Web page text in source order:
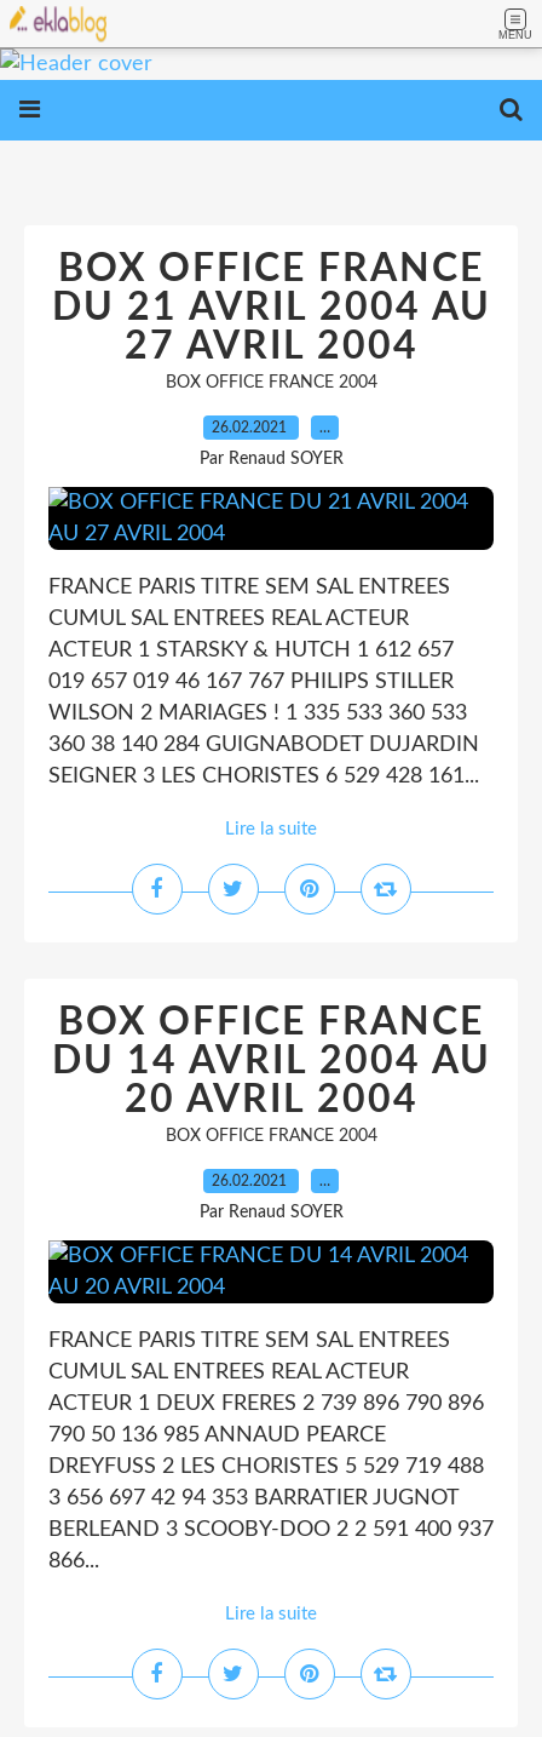
MENU
BOX OFFICE FRANCE
DU 21 AVRIL 2004 AU
27 AVRIL 2004
BOX OFFICE FRANCE 2004
26.02.2021 …
Par Renaud SOYER
FRANCE PARIS TITRE SEM SAL ENTREES
CUMUL SAL ENTREES REAL ACTEUR
ACTEUR 1 STARSKY & HUTCH 1 612 657
019 657 019 46 167 767 PHILIPS STILLER
WILSON 2 MARIAGES ! 1 335 533 360 533
360 38 140 284 GUIGNABODET DUJARDIN
SEIGNER 3 LES CHORISTES 6 529 428 161...
Lire la suite
BOX OFFICE FRANCE
DU 14 AVRIL 2004 AU
20 AVRIL 2004
BOX OFFICE FRANCE 2004
26.02.2021 …
Par Renaud SOYER
FRANCE PARIS TITRE SEM SAL ENTREES
CUMUL SAL ENTREES REAL ACTEUR
ACTEUR 1 DEUX FRERES 2 739 896 790 896
790 50 136 985 ANNAUD PEARCE
DREYFUSS 2 LES CHORISTES 5 529 719 488
3 656 697 42 94 353 BARRATIER JUGNOT
BERLEAND 3 SCOOBY-DOO 2 2 591 400 937
866...
Lire la suite